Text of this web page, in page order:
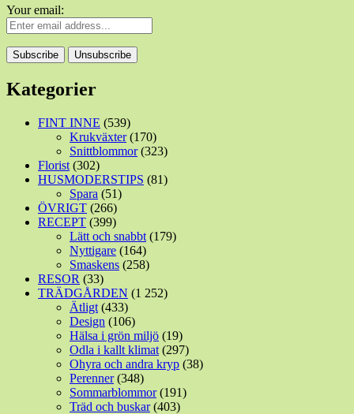
Your email:
Kategorier
FINT INNE (539)
Krukväxter(170)
Snittblommor(323)
Florist (302)
HUSMODERSTIPS (81)
Spara (51)
ÖVRIGT (266)
RECEPT (399)
Lätt och snabbt (179)
Nyttigare (164)
Smaskens (258)
RESOR (33)
TRÄDGÅRDEN (1 252)
Ätligt (433)
Design (106)
Hälsa i grön miljö (19)
Odla i kallt klimat (297)
Ohyra och andra kryp (38)
Perenner(348)
Sommarblommor(191)
Träd och buskar(403)